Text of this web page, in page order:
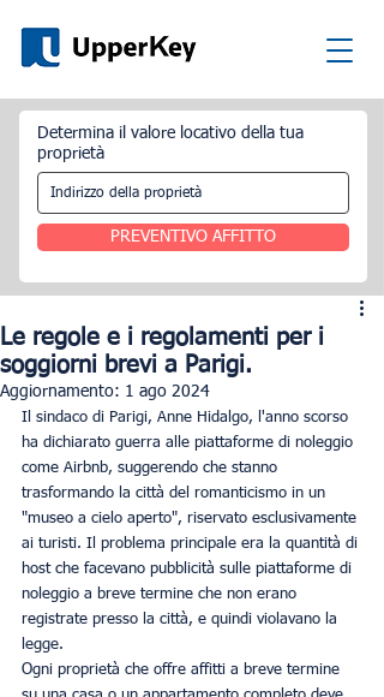
Determina il valore locativo della tua
proprietà
PREVENTIVO AFFITTO
Le regole e i regolamenti per i
soggiorni brevi a Parigi.
Aggiornamento: 1 ago 2024
Il sindaco di Parigi, Anne Hidalgo, l'anno scorso
ha dichiarato guerra alle piattaforme di noleggio
come Airbnb, suggerendo che stanno
trasformando la città del romanticismo in un
"museo a cielo aperto", riservato esclusivamente
ai turisti. Il problema principale era la quantità di
host che facevano pubblicità sulle piattaforme di
noleggio a breve termine che non erano
registrate presso la città, e quindi violavano la
legge.
Ogni proprietà che offre affitti a breve termine